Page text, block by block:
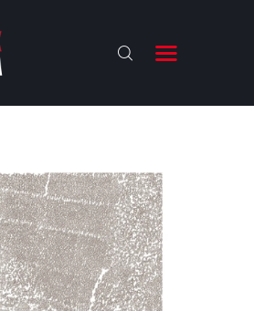
BULGARIA